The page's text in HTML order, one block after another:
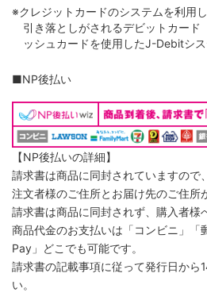
※クレジットカードのシステムを利用
引き落としがされるデビットカード
ッシュカードを使用したJ-Debitシス
■NP後払い
【NP後払いの詳細】
請求書は商品に同封されていますので
注文者様のご住所とお届け先のご住所
請求書は商品に同封されず、購入者様
商品代金のお支払いは「コンビニ」「
Pay」どこでも可能です。
請求書の記載事項に従って発行日から
い。